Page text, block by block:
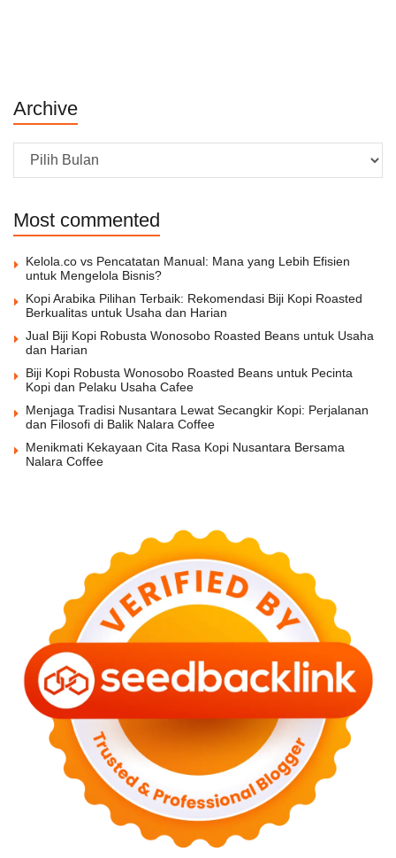
Archive
Archive
Most commented
Kelola.co vs Pencatatan Manual: Mana yang Lebih Efisien
untuk Mengelola Bisnis?
Kopi Arabika Pilihan Terbaik: Rekomendasi Biji Kopi Roasted
Berkualitas untuk Usaha dan Harian
Jual Biji Kopi Robusta Wonosobo Roasted Beans untuk Usaha
dan Harian
Biji Kopi Robusta Wonosobo Roasted Beans untuk Pecinta
Kopi dan Pelaku Usaha Cafee
Menjaga Tradisi Nusantara Lewat Secangkir Kopi: Perjalanan
dan Filosofi di Balik Nalara Coffee
Menikmati Kekayaan Cita Rasa Kopi Nusantara Bersama
Nalara Coffee